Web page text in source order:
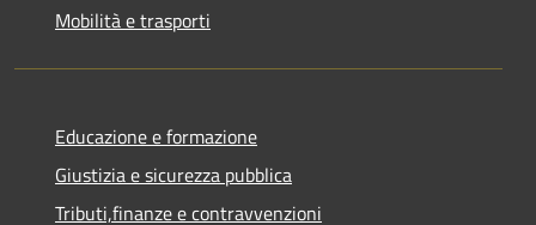
Mobilità e trasporti
Educazione e formazione
Giustizia e sicurezza pubblica
Tributi,finanze e contravvenzioni